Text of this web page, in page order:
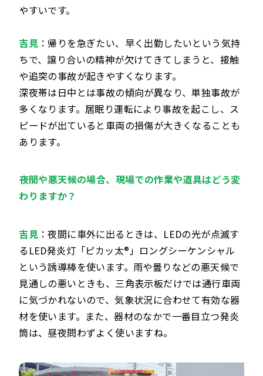
やすいです。
吉見：帰りを急ぎたい、早く出勤したいという気持
ちで、譲り合いの精神が欠けてきてしまうと、接触
や追突の事故が起きやすくなります。
深夜帯は日中とは事故の傾向が異なり、単独事故が
多くなります。居眠り運転により事故を起こし、ス
ピードが出ていると車両の損傷が大きくなることも
あります。
――夜間や悪天候の場合、現場での作業や道具はどう変
わりますか？
吉見：夜間に車外に出るときは、LEDの光が点滅す
るLED発炎灯「ピカッ太®」ロングシーケンシャル
という誘導棒を使います。雨や曇りなどの悪天候で
見通しの悪いときも、三角表示板だけでは通行車両
に気づかれないので、気象状況に合わせて有効な器
材を使います。また、器材のなかで一番目立つ発炎
筒は、昼夜問わずよく使いますね。